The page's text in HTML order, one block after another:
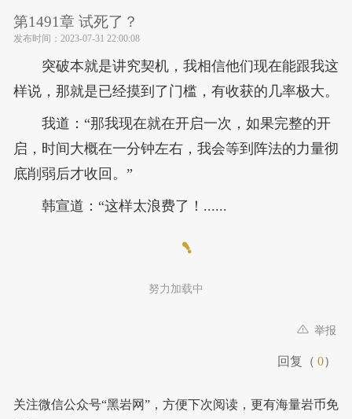
第1491章 试死了？
发布时间： 2023-07-31 22:00:08
突破本就是讲究契机，我相信他们现在能跟我这
样说，那就是已经摸到了门槛，有收获的几率极大。
我道：“那我现在就在开启一次，如果完整的开
启，时间大概在一分钟左右，我会等到阵法的力量彻
底削弱后才收回。”
韩宣道：“这样太浪费了！......
努力加载中
举报
回复（ 0）
关注微信公众号“黑岩网”，方便下次阅读，更有海量岩币免